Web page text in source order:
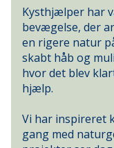
Kysthjælper har
bevægelse, der
en rigere natur
skabt håb og
hvor det blev
hjælp.
Vi har inspireret
gang med